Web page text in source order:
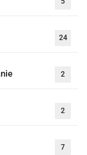
24
2
2
7